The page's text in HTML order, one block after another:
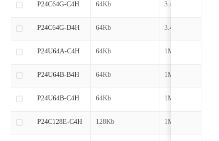
64Kb 3.4MHz
64Kb 3.4MHz
64Kb 1MHz
64Kb 1MHz
64Kb 1MHz
128Kb 1MHz
P24C64G-C4H
P24C64G-D4H
P24U64A-C4H
P24U64B-B4H
P24U64B-C4H
P24C128E-C4H